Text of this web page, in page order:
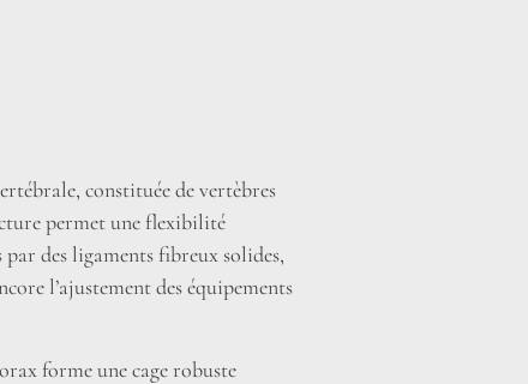
constituée de vertèbres
permet une flexibilité
des ligaments fibreux solides,
l’ajustement des équipements
forme une cage robuste